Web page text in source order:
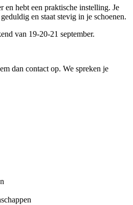
en hebt een praktische instelling. Je
en staat stevig in je schoenen.
van 19-20-21 september.
dan contact op. We spreken je